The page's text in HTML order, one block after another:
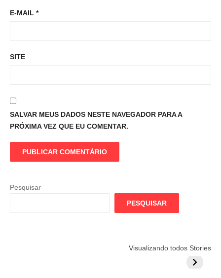
E-MAIL *
SITE
SALVAR MEUS DADOS NESTE NAVEGADOR PARA A
PRÓXIMA VEZ QUE EU COMENTAR.
Pesquisar
PESQUISAR
Visualizando todos Stories
do